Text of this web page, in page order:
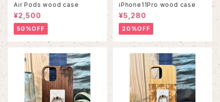
Air Pods wood case
¥2,500
50%OFF
iPhone11Pro wood case
¥5,280
20%OFF